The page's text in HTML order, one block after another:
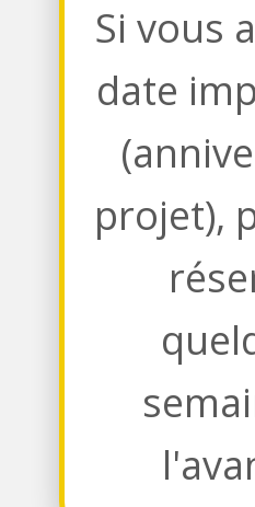
Si vous
date
projet),